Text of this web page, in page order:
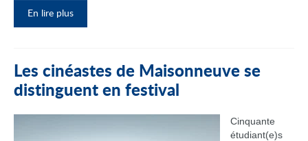
En lire plus
Les cinéastes de Maisonneuve se
distinguent en festival
Cinquante
étudiant(e)s